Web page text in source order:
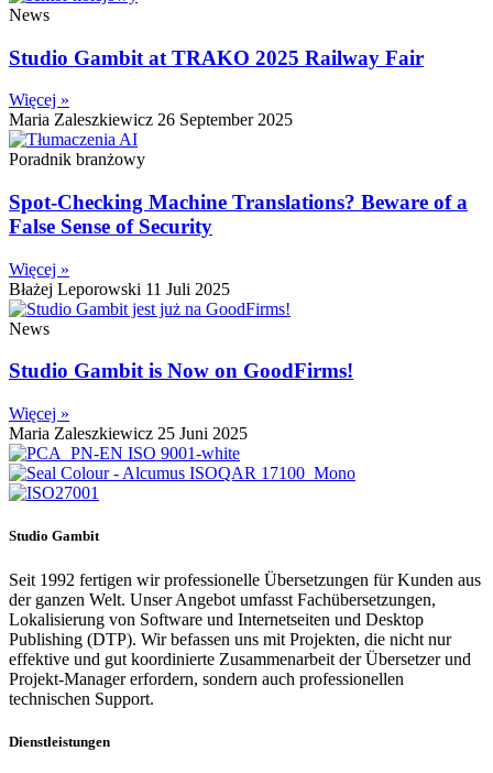
News
Studio Gambit at TRAKO 2025 Railway Fair
Więcej »
Maria Zaleszkiewicz 26 September 2025
Poradnik branżowy
Spot-Checking Machine Translations? Beware of a
False Sense of Security
Więcej »
Błażej Leporowski 11 Juli 2025
News
Studio Gambit is Now on GoodFirms!
Więcej »
Maria Zaleszkiewicz 25 Juni 2025
Studio Gambit
Seit 1992 fertigen wir professionelle Übersetzungen für Kunden aus
der ganzen Welt. Unser Angebot umfasst Fachübersetzungen,
Lokalisierung von Software und Internetseiten und Desktop
Publishing (DTP). Wir befassen uns mit Projekten, die nicht nur
effektive und gut koordinierte Zusammenarbeit der Übersetzer und
Projekt-Manager erfordern, sondern auch professionellen
technischen Support.
Dienstleistungen